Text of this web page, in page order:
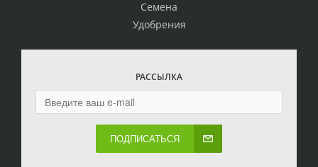
Семена
Удобрения
РАССЫЛКА
ПОДПИСАТЬСЯ